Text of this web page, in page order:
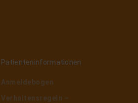
Patienteninformationen
Anmeldebogen
Verhaltensregeln –